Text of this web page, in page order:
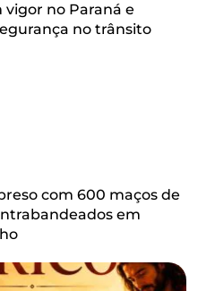
no Paraná e
no trânsito
com 600 maços de
em